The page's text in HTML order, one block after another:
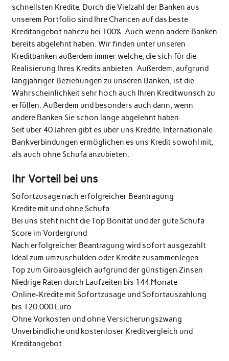
schnellsten Kredite. Durch die Vielzahl der Banken aus
unserem Portfolio sind Ihre Chancen auf das beste
Kreditangebot nahezu bei 100%. Auch wenn andere Banken
bereits abgelehnt haben. Wir finden unter unseren
Kreditbanken außerdem immer welche, die sich für die
Realisierung Ihres Kredits anbieten. Außerdem, aufgrund
langjähriger Beziehungen zu unseren Banken, ist die
Wahrscheinlichkeit sehr hoch auch Ihren Kreditwunsch zu
erfüllen. Außerdem und besonders auch dann, wenn
andere Banken Sie schon lange abgelehnt haben.
Seit über 40 Jahren gibt es über uns Kredite. Internationale
Bankverbindungen ermöglichen es uns Kredit sowohl mit,
als auch ohne Schufa anzubieten.
Ihr Vorteil bei uns
Sofortzusage nach erfolgreicher Beantragung
Kredite mit und ohne Schufa
Bei uns steht nicht die Top Bonität und der gute Schufa
Score im Vordergrund
Nach erfolgreicher Beantragung wird sofort ausgezahlt
Ideal zum umzuschulden oder Kredite zusammenlegen
Top zum Giroausgleich aufgrund der günstigen Zinsen
Niedrige Raten durch Laufzeiten bis 144 Monate
Online-Kredite mit Sofortzusage und Sofortauszahlung
bis 120.000 Euro
Ohne Vorkosten und ohne Versicherungszwang
Unverbindliche und kostenloser Kreditvergleich und
Kreditangebot.